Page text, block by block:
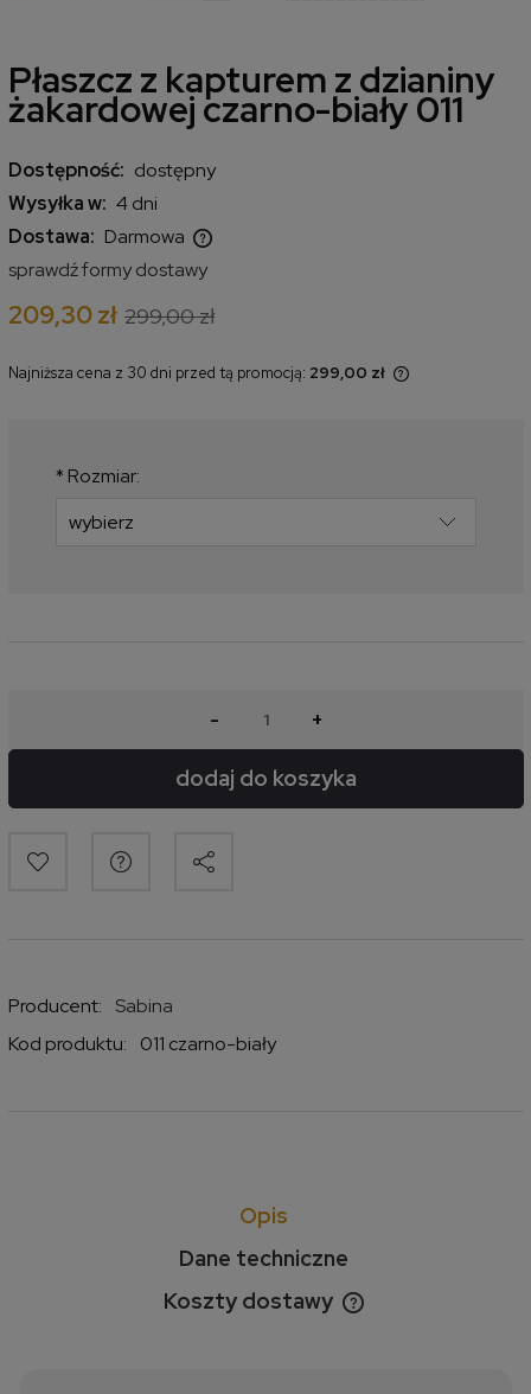
Płaszcz z kapturem z dzianiny
żakardowej czarno-biały 011
Dostępność: dostępny
Wysyłka w: 4 dni
Dostawa: Darmowa
Cena nie zawiera ewentualnych kosztów płatności
sprawdź formy dostawy
209,30 zł 299,00 zł
Najniższa cena z 30 dni przed tą promocją: 299,00 zł
* Rozmiar:
- +
dodaj do koszyka
Producent:
Sabina
Kod produktu:
011 czarno-biały
Opis
Dane techniczne
Koszty dostawy
Cena nie zawiera ewentualnych kosztów płatności